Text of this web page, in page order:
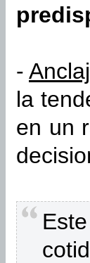
-
la
en un